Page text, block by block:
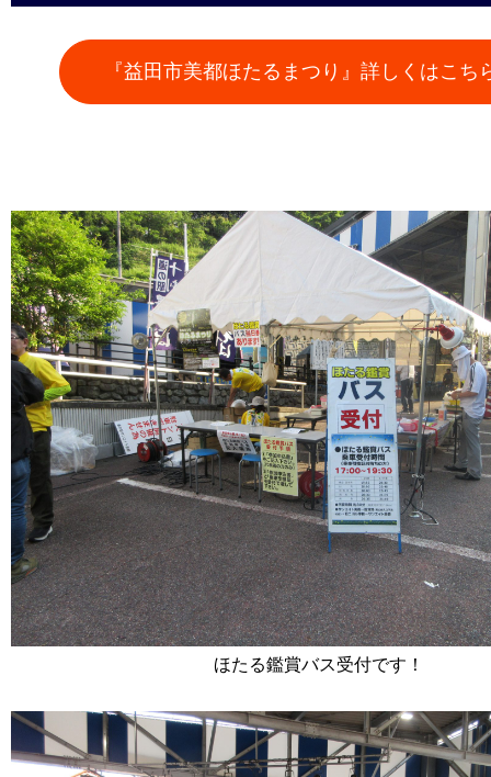
『益田市美都ほたるまつり』詳しくはこち
ほたる鑑賞バス受付です！